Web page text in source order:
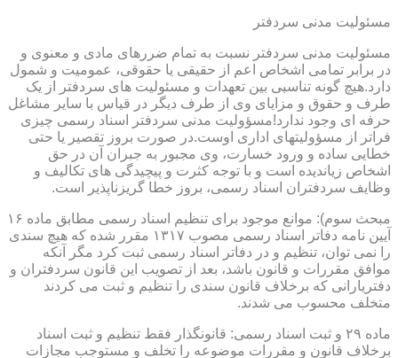
مسئولیت مدنی سردفتر
مسئولیت مدنی سردفتر نسبت به تمام ضررهای مادی و معنوی و
در برابر تمامی اشخاص اعم از حقیقی یا حقوقی، عمومیت و شمول
دارد.هیچ گونه تناسبی بین تعهدات و مسئولیت های سردفتر از یک
طرف و حقوق و مزایای وی از طرف دیگر در قیاس با سایر مشاغل
حرفه ای وجود ندارد!مسؤولیت مدنی سردفتر اسناد رسمی چیزی
فراتر از مسؤولیتهای اداری اوست.در صورت بروز تقصیر یا حتی
خطایی ساده و ورود خسارت، وی مجبور به جبران آن در حق
اشخاص زیاندیده است و با توجه کثرت و پیچیدگی های تکالیف و
وظایف سردفتران اسناد رسمی، بروز خطا گریزناپذیر است.
مبحث سوم): موانع موجود برای تنظیم اسناد رسمی مطابق ماده ۱۶
آیین نامه دفاتر اسناد رسمی مصوب ۱۳۱۷ مقرر شده که هیچ سندی
را نمی توان، تنظیم و در دفاتر اسناد رسمی ثبت کرد مگر آنکه
موافق مقررات و قانون باشد، بعد از تصویب این قانون سردفتران و
دفتریارانی که برخلاف قانون سندی را تنظیم و ثبت می کردند
متخلف محسوب می شدند.
ماده ۲۹ و ثبت اسناد رسمی: قانونگذار فقط تنظیم و ثبت اسناد
برخلاف قانون و مقررات موضوعه را تخلف و مستوجب مجازات